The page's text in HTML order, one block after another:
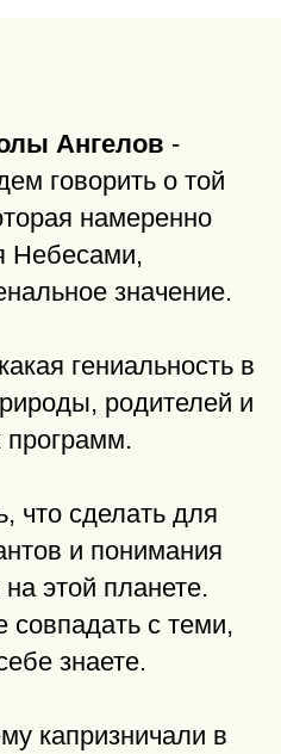
Ангелов -
говорить о той
намеренно
Небесами,
значение.
гениальность в
родителей и
что сделать для
и понимания
этой планете.
совпадать с теми,
знаете.
капризничали в